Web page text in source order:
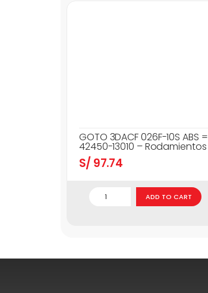
GOTO 3DACF 026F-10S ABS =
42450-13010 – Rodamientos
S/ 97.74
ADD TO CART